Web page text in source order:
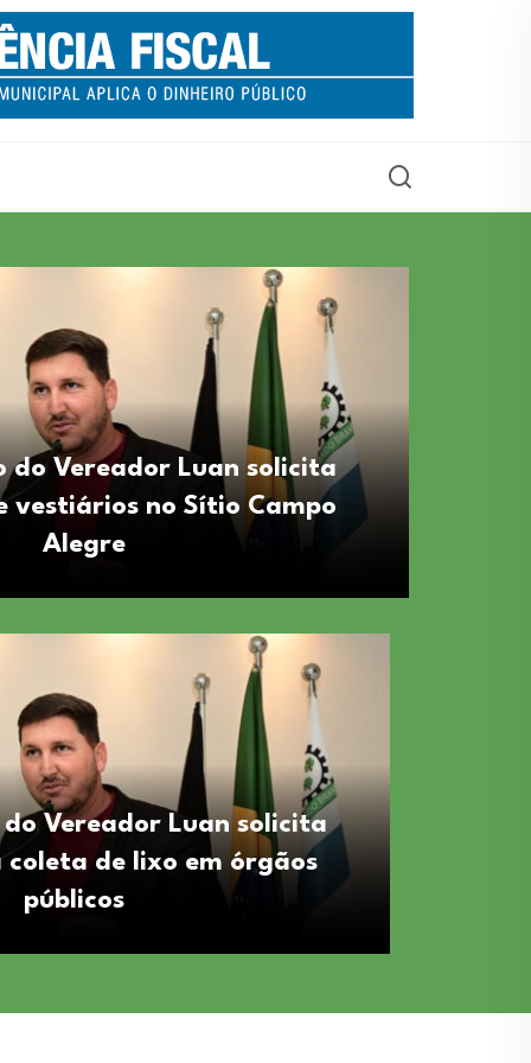
do Vereador
construção de
Sítio Campo
do Vereador Luan solicita
vestiários no Sítio Campo
Alegre
Vereador Luan solicita
coleta de lixo em órgãos
públicos